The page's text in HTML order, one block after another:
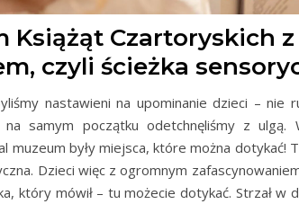
Książąt Czartoryskich z
czyli ścieżka
nastawieni na upominanie dzieci – nie
samym początku odetchnęliśmy z ulgą.
muzeum były miejsca, które można dotykać!
Dzieci więc z ogromnym
który mówił – tu możecie dotykać. Strzał w